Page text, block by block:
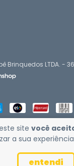
site você
a sua
entendi
Brinquedos LTDA. -